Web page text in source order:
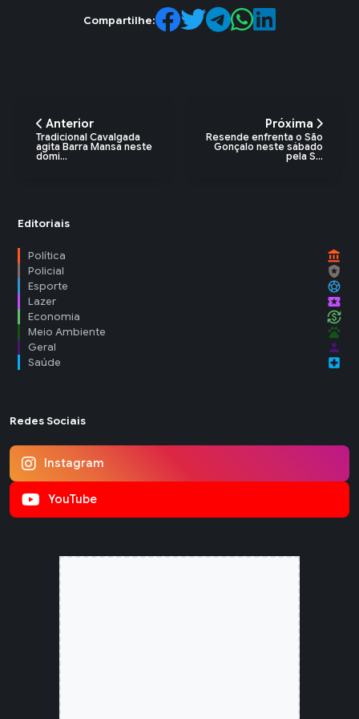
Compartilhe:
Anterior
Tradicional Cavalgada
agita Barra Mansa neste
domi...
Próxima
Resende enfrenta o São
Gonçalo neste sábado
pela S...
Editoriais
Política account_balance
Policial local_police
Esporte sports_soccer
Lazer local_activity
Economia currency_exchange
Meio Ambiente pets
Geral person
Saúde local_hospital
Redes Sociais
Instagram
YouTube